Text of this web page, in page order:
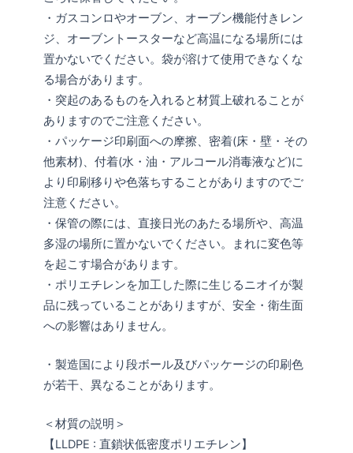
・ガスコンロやオーブン、オーブン機能付きレン
ジ、オーブントースターなど高温になる場所には
置かないでください。袋が溶けて使用できなくな
る場合があります。
・突起のあるものを入れると材質上破れることが
ありますのでご注意ください。
・パッケージ印刷面への摩擦、密着(床・壁・その
他素材)、付着(水・油・アルコール消毒液など)に
より印刷移りや色落ちすることがありますのでご
注意ください。
・保管の際には、直接日光のあたる場所や、高温
多湿の場所に置かないでください。まれに変色等
を起こす場合があります。
・ポリエチレンを加工した際に生じるニオイが製
品に残っていることがありますが、安全・衛生面
への影響はありません。
・製造国により段ボール及びパッケージの印刷色
が若干、異なることがあります。
＜材質の説明＞
【LLDPE : 直鎖状低密度ポリエチレン】